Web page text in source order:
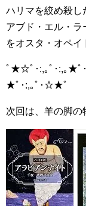
ハリマを絞め殺し
アブド・エル・ラ
をオスタ・オペイ
ﾟ★☆ﾟ･:,｡ﾟ･:,｡★ﾟ･
★ﾟ･:,｡ﾟ･☆★ﾟ
次回は、羊の脚の